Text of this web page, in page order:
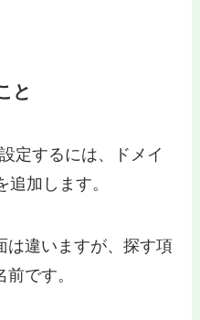
と
定するには、ドメイ
加します。
は違いますが、探す項
です。